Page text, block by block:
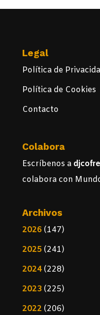
Legal
Política de
Política de Cookies
Contacto
Colabora
Escríbenos a
colabora con
Archivos
2026(147)
2025(241)
2024(228)
2023(225)
2022 (206)